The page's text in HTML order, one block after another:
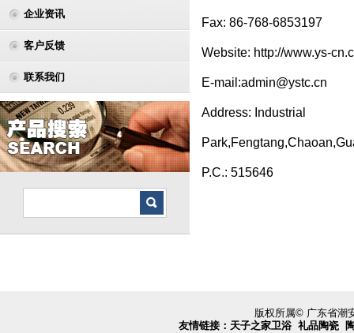
企业资讯
客户反馈
联系我们
Fax: 86-768-6853197
Website: http://www.ys-
E-mail:admin@ystc.cn
Address: Industrial
P.C.: 515646
版权所属© 广东省潮
友情链接： 天子之家卫浴 礼品陶瓷